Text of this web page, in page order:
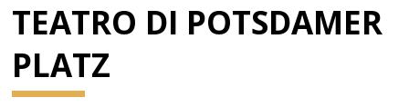
TEATRO DI POTSDAMER
PLATZ